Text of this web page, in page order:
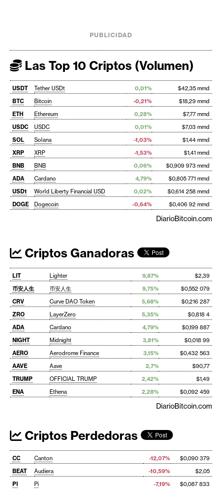
PUBLICIDAD
Las Top 10 Criptos (Volumen)
USDT Tether USDt 0,01%
$42,35 mmd
BTC
Bitcoin -0,21%
$18,29 mmd
ETH
Ethereum 0,28%
$7,77 mmd
USDC
USDC 0,01%
$7,03 mmd
SOL
Solana -1,03%
$1,44 mmd
XRP
XRP -1,53%
$1,41 mmd
BNB
BNB 0,06%
$0,909 973 mmd
ADA
Cardano 4,79%
$0,805 771 mmd
USD1
World Liberty Financial USD 0,02%
$0,614 258 mmd
DOGE
Dogecoin -0,64% $0,406 92 mmd
DiarioBitcoin.com
Criptos Ganadoras
LIT Lighter 9,87%
$2,39
币安人生
币安人生 9,75%
$0,552 079
CRV
Curve DAO Token 5,68%
$0,216 287
ZRO
LayerZero 5,35%
$0,818 4
ADA
Cardano 4,79%
$0,199 887
NIGHT
Midnight 3,81%
$0,018 99
AERO
Aerodrome Finance 3,15%
$0,432 563
AAVE
Aave 2,7%
$90,77
TRUMP
OFFICIAL TRUMP 2,42%
$1,49
ENA
Ethena 2,28% $0,092 459
DiarioBitcoin.com
Criptos Perdedoras
CC Canton -12,07%
$0,090 379
BEAT
Audiera -10,59%
$2,05
PI
Pi -7,19% $0,087 833